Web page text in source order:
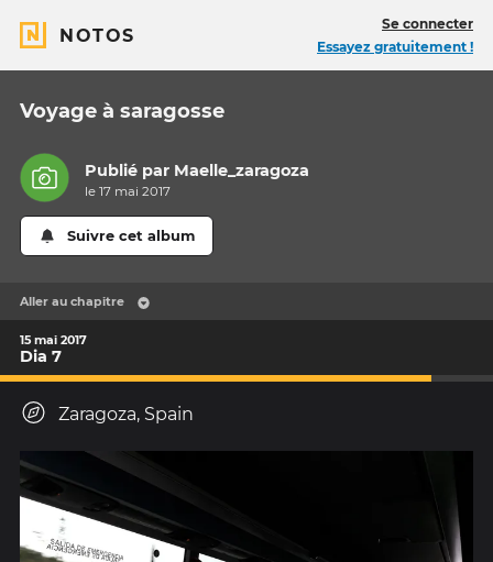
NOTOS
Se connecter
Essayez gratuitement !
Voyage à saragosse
Publié par Maelle_zaragoza
le 17 mai 2017
Suivre cet album
Aller au chapitre
15 mai 2017
Dia 7
Zaragoza, Spain